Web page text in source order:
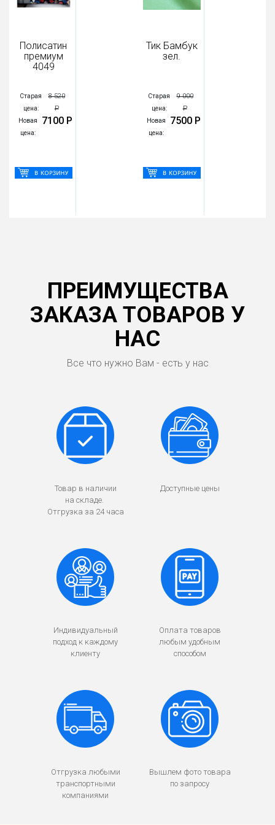
Полисатин
премиум
4049
Старая
цена:
8 520
Р
Новая
цена:
7100 Р
Тик Бамбук
зел.
Старая
цена:
9 000
Р
Новая
цена:
7500 Р
ПРЕИМУЩЕСТВА
ЗАКАЗА ТОВАРОВ У
НАС
Все что нужно Вам - есть у нас
Товар в наличии
на складе.
Отгрузка за 24 часа
Доступные цены
Индивидуальный
подход к каждому
клиенту
Оплата товаров
любым удобным
способом
Отгрузка любыми
транспортными
компаниями
Вышлем фото товара
по запросу